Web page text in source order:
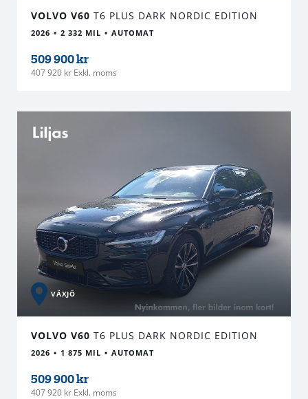
VOLVO V60 T6 PLUS DARK NORDIC EDITION
2026 2 332 MIL AUTOMAT
509 900 kr
407 920 kr Exkl. moms
VÄXJÖ
VOLVO V60 T6 PLUS DARK NORDIC EDITION
2026 1 875 MIL AUTOMAT
509 900 kr
407 920 kr Exkl. moms